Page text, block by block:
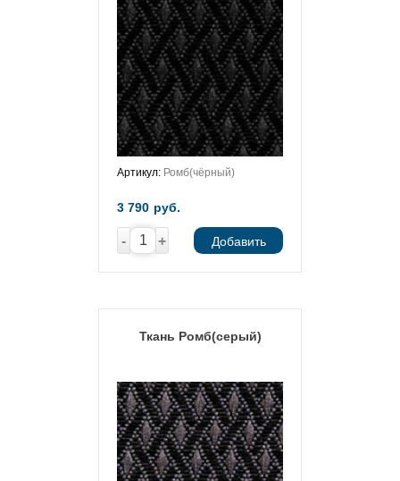
Артикул: Ромб(чёрный)
3 790 руб.
- + Добавить
Ткань Ромб(серый)